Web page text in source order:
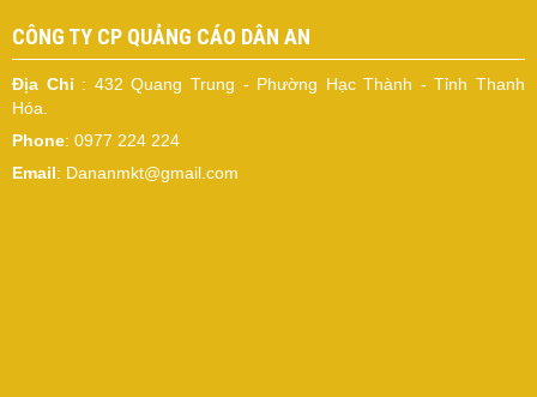
CÔNG TY CP QUẢNG CÁO DÂN AN
Địa Chỉ : 432 Quang Trung - Phường Hạc Thành - Tỉnh Thanh
Hóa.
Phone: 0977 224 224
Email: Dananmkt@gmail.com